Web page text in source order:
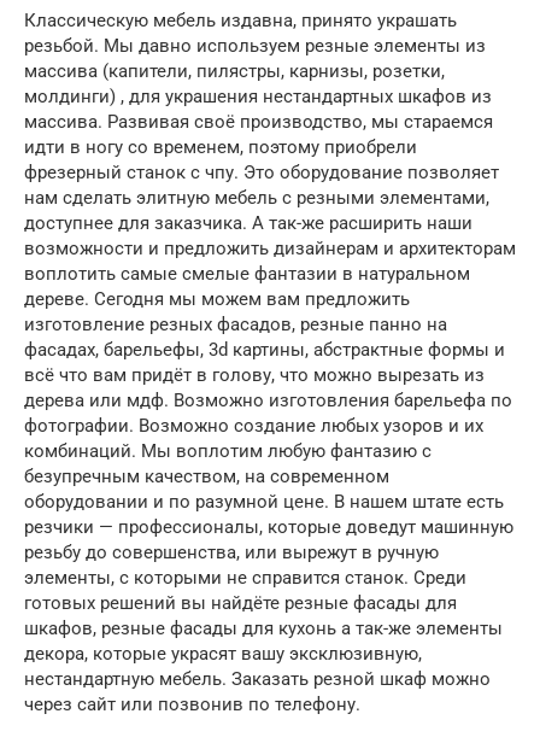
Классическую мебель издавна, принято украшать
резьбой. Мы давно используем резные элементы из
массива (капители, пилястры, карнизы, розетки,
молдинги) , для украшения нестандартных шкафов из
массива. Развивая своё производство, мы стараемся
идти в ногу со временем, поэтому приобрели
фрезерный станок с чпу. Это оборудование позволяет
нам сделать элитную мебель с резными элементами,
доступнее для заказчика. А так-же расширить наши
возможности и предложить дизайнерам и архитекторам
воплотить самые смелые фантазии в натуральном
дереве. Сегодня мы можем вам предложить
изготовление резных фасадов, резные панно на
фасадах, барельефы, 3d картины, абстрактные формы и
всё что вам придёт в голову, что можно вырезать из
дерева или мдф. Возможно изготовления барельефа по
фотографии. Возможно создание любых узоров и их
комбинаций. Мы воплотим любую фантазию с
безупречным качеством, на современном
оборудовании и по разумной цене. В нашем штате есть
резчики — профессионалы, которые доведут машинную
резьбу до совершенства, или вырежут в ручную
элементы, с которыми не справится станок. Среди
готовых решений вы найдёте резные фасады для
шкафов, резные фасады для кухонь а так-же элементы
декора, которые украсят вашу эксклюзивную,
нестандартную мебель. Заказать резной шкаф можно
через сайт или позвонив по телефону.